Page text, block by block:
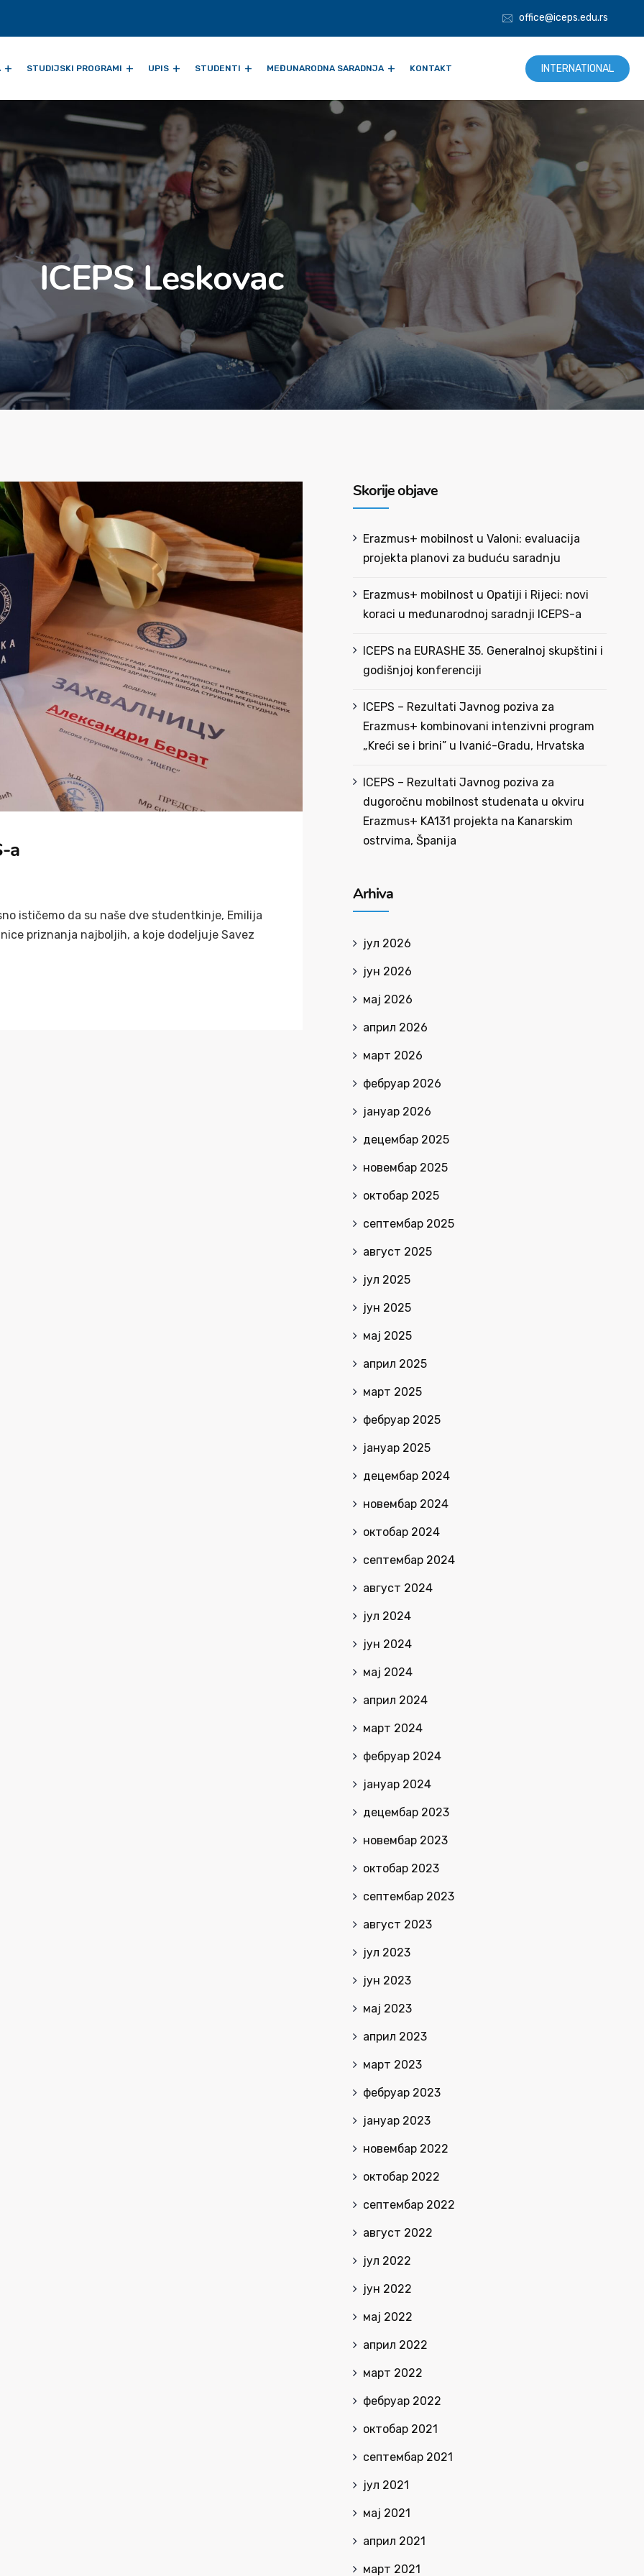
office@iceps.edu.rs
STUDIJSKI PROGRAMI UPIS STUDENTI MEĐUNARODNA SARADNJA KONTAKT INTERNATIONAL
ICEPS Leskovac
a
ističemo da su naše dve studentkinje, Emilija
priznanja najboljih, a koje dodeljuje Savez
Skorije objave
Erazmus+ mobilnost u Valoni: evaluacija
projekta planovi za buduću saradnju
Erazmus+ mobilnost u Opatiji i Rijeci: novi
koraci u međunarodnoj saradnji ICEPS-a
ICEPS na EURASHE 35. Generalnoj skupštini i
godišnjoj konferenciji
ICEPS – Rezultati Javnog poziva za
Erazmus+ kombinovani intenzivni program
„Kreći se i brini” u Ivanić-Gradu, Hrvatska
ICEPS – Rezultati Javnog poziva za
dugoročnu mobilnost studenata u okviru
Erazmus+ KA131 projekta na Kanarskim
ostrvima, Španija
Arhiva
јул 2026
јун 2026
мај 2026
април 2026
март 2026
фебруар 2026
јануар 2026
децембар 2025
новембар 2025
октобар 2025
септембар 2025
август 2025
јул 2025
јун 2025
мај 2025
април 2025
март 2025
фебруар 2025
јануар 2025
децембар 2024
новембар 2024
октобар 2024
септембар 2024
август 2024
јул 2024
јун 2024
мај 2024
април 2024
март 2024
фебруар 2024
јануар 2024
децембар 2023
новембар 2023
октобар 2023
септембар 2023
август 2023
јул 2023
јун 2023
мај 2023
април 2023
март 2023
фебруар 2023
јануар 2023
новембар 2022
октобар 2022
септембар 2022
август 2022
јул 2022
јун 2022
мај 2022
април 2022
март 2022
фебруар 2022
октобар 2021
септембар 2021
јул 2021
мај 2021
април 2021
март 2021